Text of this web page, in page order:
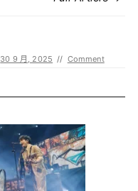
30 9 月, 2025 // Comment